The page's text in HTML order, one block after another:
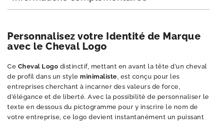
Personnalisez votre Identité de Marque
avec le Cheval Logo
Ce Cheval Logo distinctif, mettant en avant la tête d’un cheval
de profil dans un style minimaliste, est conçu pour les
entreprises cherchant à incarner des valeurs de force,
d’élégance et de liberté. Avec la possibilité de personnaliser le
texte en dessous du pictogramme pour y inscrire le nom de
votre entreprise, ce logo devient instantanément un puissant